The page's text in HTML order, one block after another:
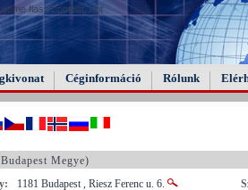
flash content, not
Céginformáció Rólunk
Megye)
1181 Budapest , Riesz Ferenc u. 6.